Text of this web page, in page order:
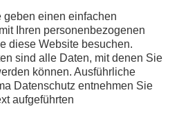
einen einfachen
Ihren personenbezogenen
diese Website besuchen.
sind alle Daten, mit denen Sie
können. Ausführliche
Datenschutz entnehmen Sie
aufgeführten